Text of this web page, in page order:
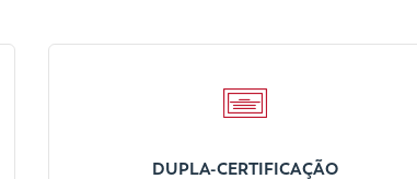
DUPLA-CERTIFICAÇÃO